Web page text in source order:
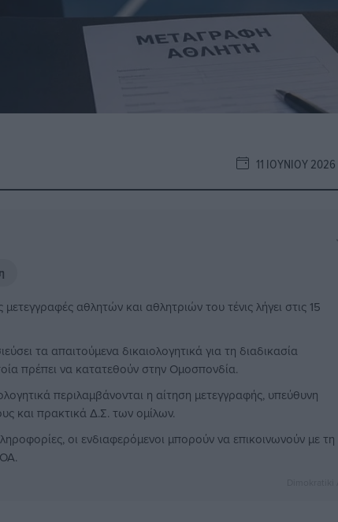
11 ΙΟΥΝΊΟΥ
μετεγγραφές αθλητών και αθλητριών του τένις λήγει στις 15
τα απαιτούμενα δικαιολογητικά για τη διαδικασία
πρέπει να κατατεθούν στην Ομοσπονδία.
περιλαμβάνονται η αίτηση μετεγγραφής, υπεύθυνη
και πρακτικά Δ.Σ. των ομίλων.
οι ενδιαφερόμενοι μπορούν να επικοινωνούν με τη